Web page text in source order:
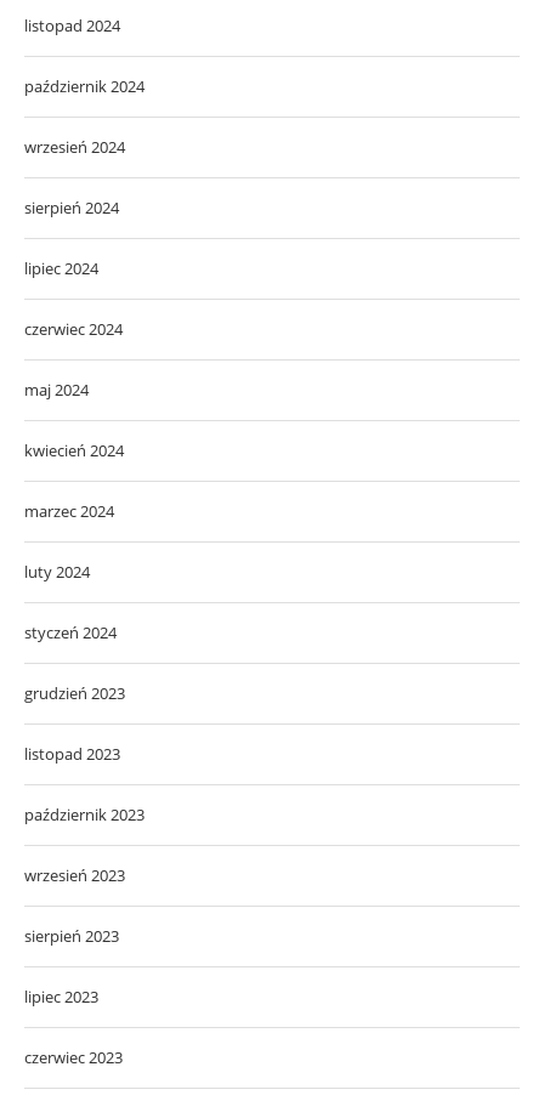
listopad 2024
październik 2024
wrzesień 2024
sierpień 2024
lipiec 2024
czerwiec 2024
maj 2024
kwiecień 2024
marzec 2024
luty 2024
styczeń 2024
grudzień 2023
listopad 2023
październik 2023
wrzesień 2023
sierpień 2023
lipiec 2023
czerwiec 2023